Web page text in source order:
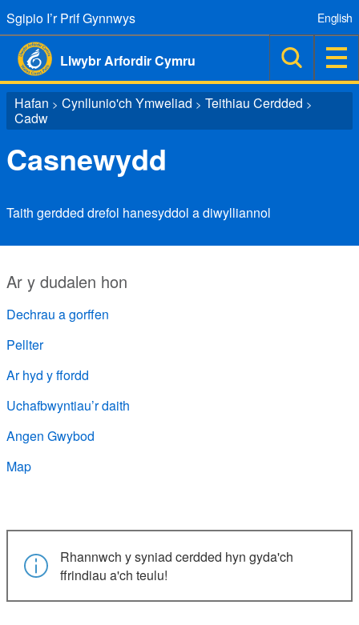
Sgipio I’r Prif Gynnwys
Llwybr Arfordir Cymru
English
Hafan > Cynllunio'ch Ymweliad > Teithiau Cerdded >
Cadw
Casnewydd
Taith gerdded drefol hanesyddol a diwylliannol
Ar y dudalen hon
Dechrau a gorffen
Pellter
Ar hyd y ffordd
Uchafbwyntiau’r daith
Angen Gwybod
Map
Rhannwch y syniad cerdded hyn gyda'ch
ffrindiau a'ch teulu!